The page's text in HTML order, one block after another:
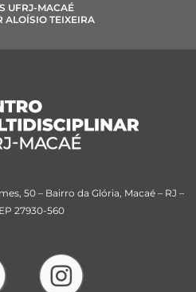
UFRJ-MACAÉ
ALOÍSIO TEIXEIRA
50 – Bairro da Glória, Macaé – RJ –
27930-560